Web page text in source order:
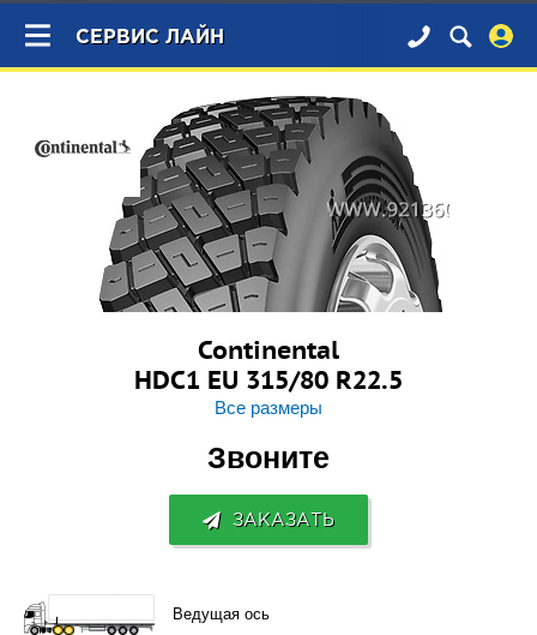
×
СЕРВИС ЛАЙН
Continental
HDC1 EU 315/80 R22.5
Все размеры
Звоните
ЗАКАЗАТЬ
Ведущая ось